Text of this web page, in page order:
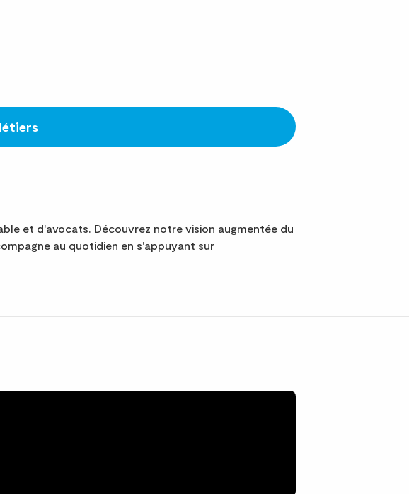
et d'avocats. Découvrez notre vision augmentée du
au quotidien en s'appuyant sur